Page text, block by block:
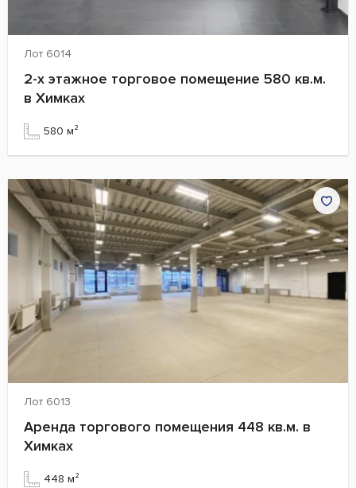
Лот 6014
2-х этажное торговое помещение 580 кв.м.
в Химках
580 м²
Лот 6013
Аренда торгового помещения 448 кв.м. в
Химках
448 м²